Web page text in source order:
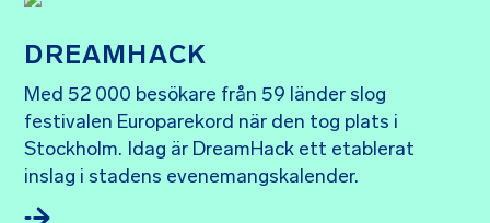
DREAMHACK
Med 52 000 besökare från 59 länder slog
festivalen Europarekord när den tog plats i
Stockholm. Idag är DreamHack ett etablerat
inslag i stadens evenemangskalender.